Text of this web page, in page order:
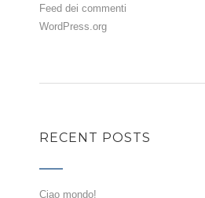
Feed dei commenti
WordPress.org
RECENT POSTS
Ciao mondo!